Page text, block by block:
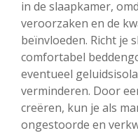
in de slaapkamer,
veroorzaken en de
beïnvloeden. Richt je
comfortabel
eventueel
verminderen. Door
creëren, kun je als
ongestoorde en